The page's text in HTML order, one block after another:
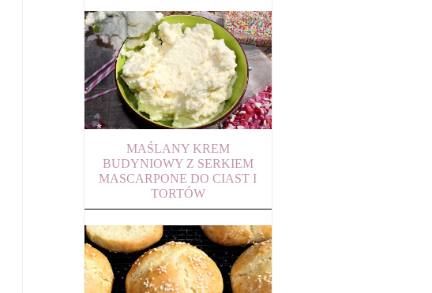
MAŚLANY KREM
BUDYNIOWY Z SERKIEM
MASCARPONE DO CIAST I
TORTÓW